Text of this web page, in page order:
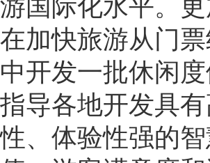
游国际化水平。
在加快旅游从门
中开发一批休闲
指导各地开发具
性、体验性强的